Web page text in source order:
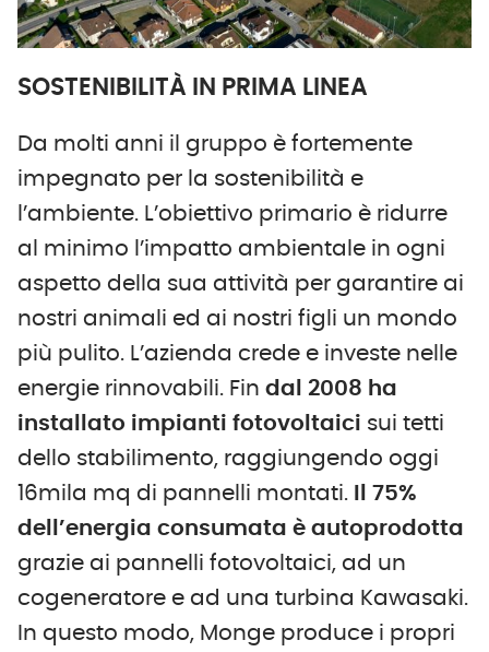
SOSTENIBILITÀ IN PRIMA LINEA
Da molti anni il gruppo è fortemente
impegnato per la sostenibilità e
l’ambiente. L’obiettivo primario è ridurre
al minimo l’impatto ambientale in ogni
aspetto della sua attività per garantire ai
nostri animali ed ai nostri figli un mondo
più pulito. L’azienda crede e investe nelle
energie rinnovabili. Fin dal 2008 ha
installato impianti fotovoltaici sui tetti
dello stabilimento, raggiungendo oggi
16mila mq di pannelli montati.
Il 75%
dell’energia consumata è autoprodotta
grazie ai pannelli fotovoltaici, ad un
cogeneratore e ad una turbina Kawasaki.
In questo modo, Monge produce i propri